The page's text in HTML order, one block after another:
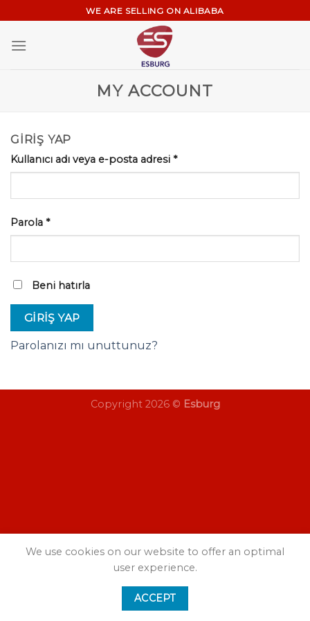
content
WE ARE SELLING ON ALIBABA
MY ACCOUNT
GIRIŞ YAP
Kullanıcı adı veya e-posta adresi *
Parola *
Beni hatırla
GIRIŞ YAP
Parolanızı mı unuttunuz?
Copyright 2026 © Esburg
We use cookies on our website to offer an optimal
user experience.
ACCEPT